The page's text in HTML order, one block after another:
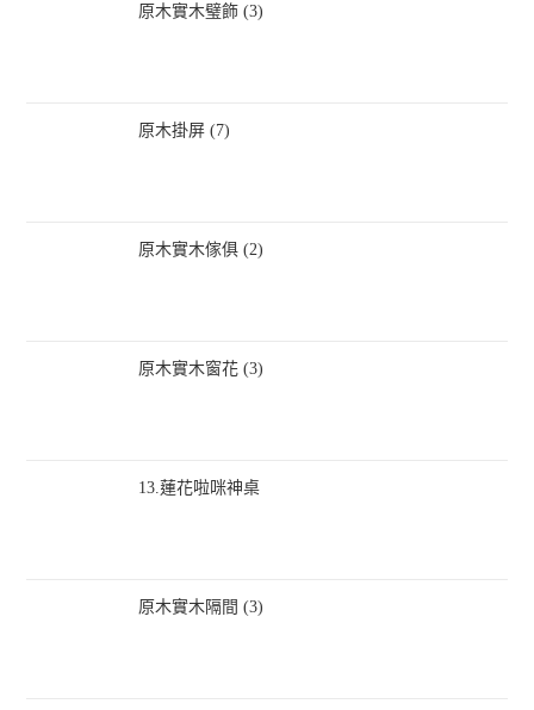
原木實木璧飾 (3)
原木掛屏 (7)
原木實木傢俱 (2)
原木實木窗花 (3)
13.蓮花啦咪神桌
原木實木隔間 (3)